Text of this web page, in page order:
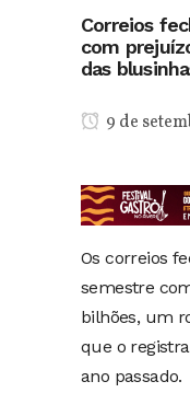
Correios
com
das
9 de
Os correios
semestre
bilhões, um
que o
ano passado.